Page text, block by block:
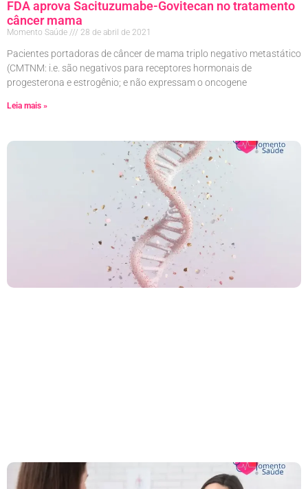
FDA aprova Sacituzumabe-Govitecan no tratamento
câncer mama
Momento Saúde 28 de abril de 2021
Pacientes portadoras de câncer de mama triplo negativo metastático
(CMTNM: i.e. são negativos para receptores hormonais de
progesterona e estrogênio; e não expressam o oncogene
Leia mais »